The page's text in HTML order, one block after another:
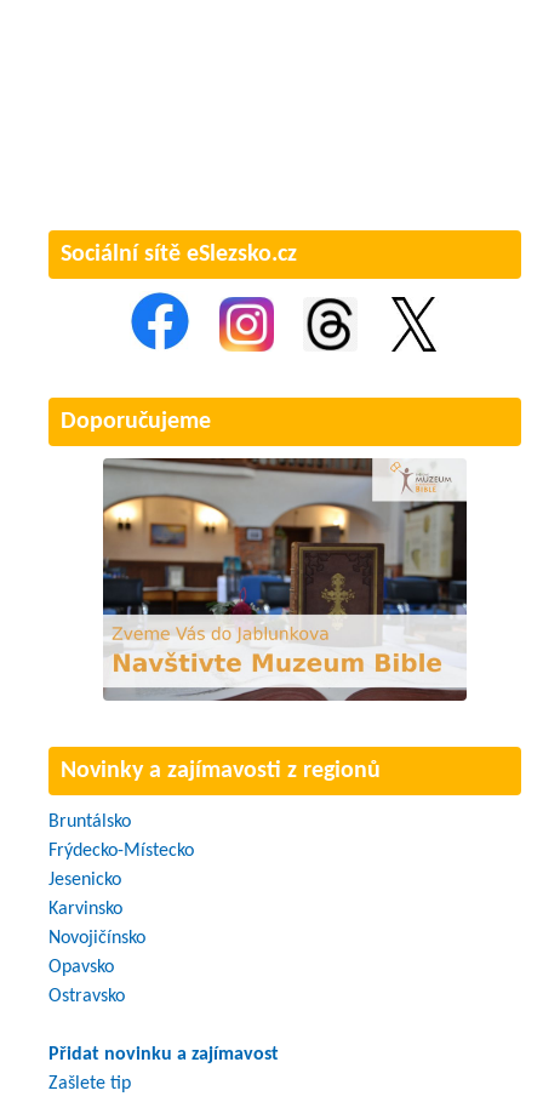
Sociální sítě eSlezsko.cz
Doporučujeme
Novinky a zajímavosti z regionů
Bruntálsko
Frýdecko-Místecko
Jesenicko
Karvinsko
Novojičínsko
Opavsko
Ostravsko
Přidat novinku a zajímavost
Zašlete tip